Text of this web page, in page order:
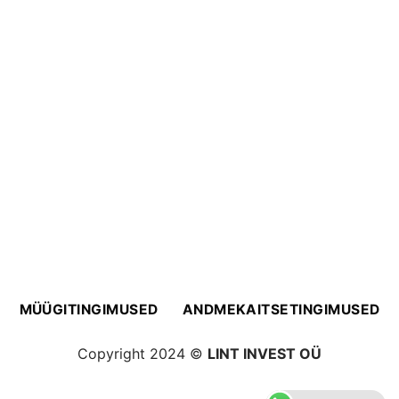
MÜÜGITINGIMUSED ANDMEKAITSETINGIMUSED
Copyright 2024 © LINT INVEST OÜ